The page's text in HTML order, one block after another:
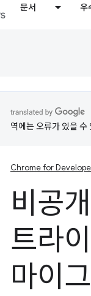
문서 우
역에는 오류가 있을 수
Chrome for
비공
트라
마이